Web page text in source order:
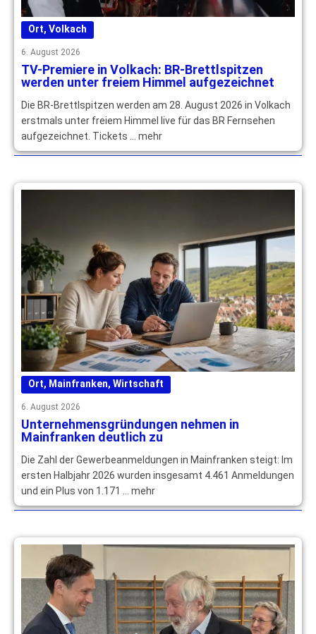
Ort, Volkach
6. August 2026
TV-Premiere in Volkach: BR-Brettlspitzen
werden unter freiem Himmel aufgezeichnet
Die BR-Brettlspitzen werden am 28. August 2026 in Volkach
erstmals unter freiem Himmel live für das BR Fernsehen
aufgezeichnet. Tickets … mehr
Ort, Mainfranken, Wirtschaft
6. August 2026
Unternehmensgründungen nehmen in
Mainfranken deutlich zu
Die Zahl der Gewerbeanmeldungen in Mainfranken steigt: Im
ersten Halbjahr 2026 wurden insgesamt 4.461 Anmeldungen
und ein Plus von 1.171 … mehr